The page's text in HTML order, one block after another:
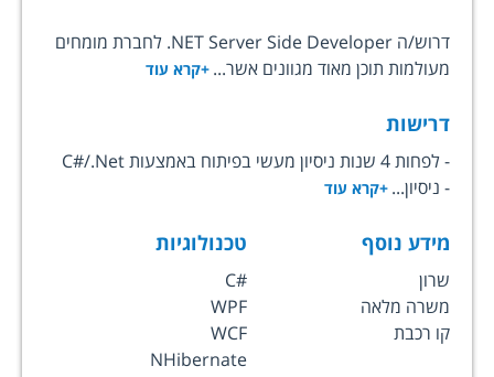
דרוש/ה NET Server Side Developer. לחברת מומחים
מעולמות תוכן מאוד מגוונים אשר... +קרא עוד
דרישות
- לפחות 4 שנות ניסיון מעשי בפיתוח באמצעות C#/.Net
- ניסיון... +קרא עוד
מידע נוסף
שרון
משרה מלאה
קו רכבת
טכנולוגיות
C#
WPF
WCF
NHibernate